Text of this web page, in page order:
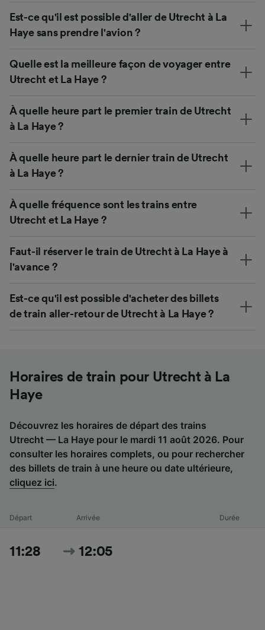
Est-ce qu'il est possible d'aller de Utrecht à La
Haye sans prendre l'avion ?
Quelle est la meilleure façon de voyager entre
Utrecht et La Haye ?
À quelle heure part le premier train de Utrecht
à La Haye ?
À quelle heure part le dernier train de Utrecht
à La Haye ?
À quelle fréquence sont les trains entre
Utrecht et La Haye ?
Faut-il réserver le train de Utrecht à La Haye à
l'avance ?
Est-ce qu'il est possible d'acheter des billets
de train aller-retour de Utrecht à La Haye ?
Horaires de train pour Utrecht à La
Haye
Découvrez les horaires de départ des trains
Utrecht — La Haye pour le mardi 11 août 2026. Pour
consulter les horaires complets, ou pour rechercher
des billets de train à une heure ou date ultérieure,
cliquez ici.
Départ Arrivée Durée
11:28 12:05